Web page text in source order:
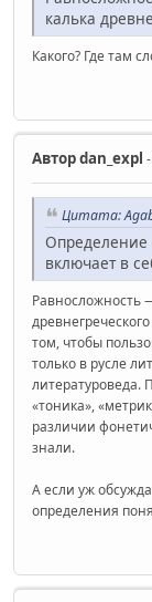
калька
Какого? Где там
Авторdan_expl
Цитата:
Определение
включает в
Равносложность
том, чтобы
только в русле
литературоведа.
«тоника»,
различии
знали.
А если уж
определения